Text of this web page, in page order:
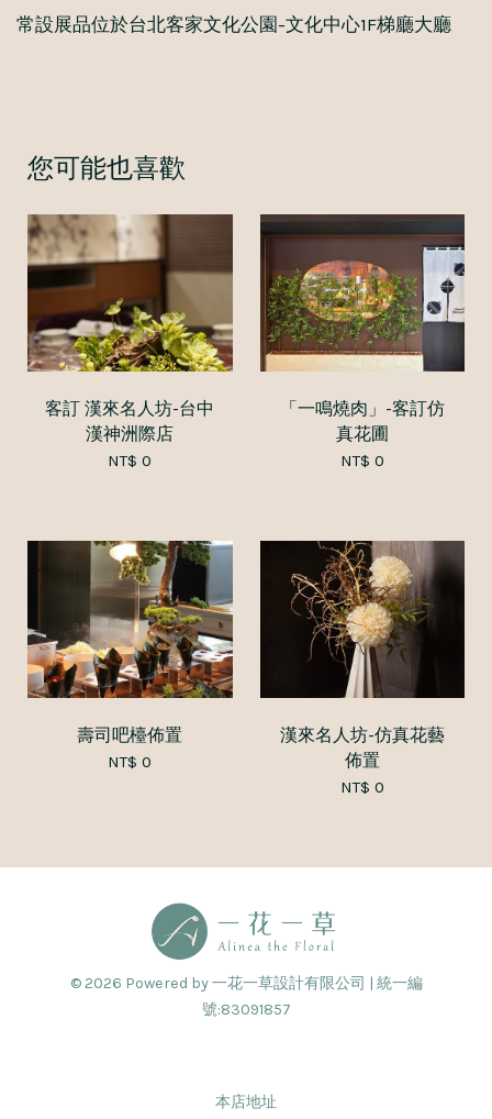
常設展品位於台北客家文化公園-文化中心1F梯廳大廳
您可能也喜歡
客訂 漢來名人坊-台中
漢神洲際店
NT$ 0
「一鳴燒肉」-客訂仿
真花圃
NT$ 0
壽司吧檯佈置
NT$ 0
漢來名人坊-仿真花藝
佈置
NT$ 0
© 2026 Powered by 一花一草設計有限公司 | 統一編
號:83091857
本店地址